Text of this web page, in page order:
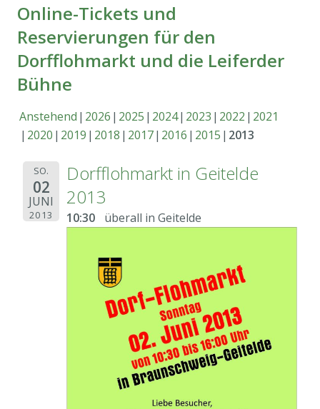
Online-Tickets und
Reservierungen für den
Dorfflohmarkt und die Leiferder
Bühne
Anstehend 2026 2025 2024 2023 2022 2021
2020 2019 2018 2017 2016 2015 2013
SO.
02
JUNI
2013
Dorfflohmarkt in Geitelde
2013
10:30 überall in Geitelde